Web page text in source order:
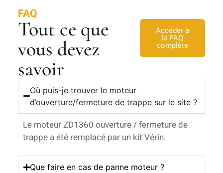
FAQ
Tout ce que
vous devez
savoir
Accéder à
la FAQ
complète
Où puis-je trouver le moteur
d’ouverture/fermeture de trappe sur le site ?
Le moteur ZD1360 ouverture / fermeture de
trappe a été remplacé par un kit Vérin.
Que faire en cas de panne moteur ?